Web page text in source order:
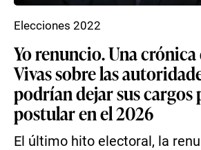
Yo renuncio. Una
Vivas sobre las
podrían dejar sus cargos
postular en el 2026
El último hito electoral, la
Elecciones 2022